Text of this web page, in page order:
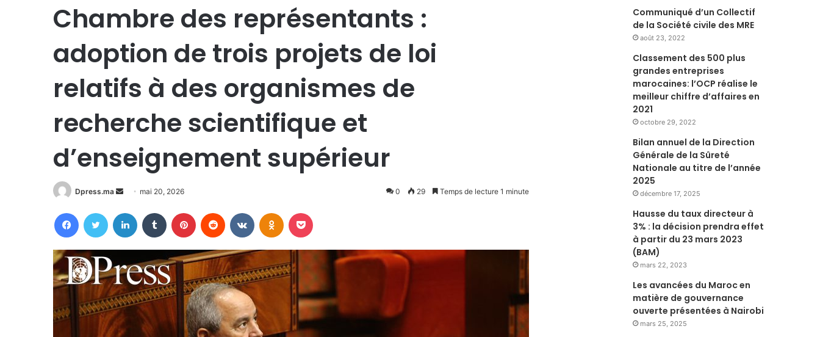
Chambre des représentants :
adoption de trois projets de loi
relatifs à des organismes de
recherche scientifique et
d’enseignement supérieur
Dpress.ma
Envoyer
courriel
mai 20, 2026 0 29 Temps de lecture 1 minute
FacebookTwitter Linkedin Tumblr Pinterest Reddit VKontakteOdnoklassniki
Communiqué d’un Collectif
de la Société civile des MRE
août 23, 2022
Classement des 500 plus
grandes entreprises
marocaines: l’OCP réalise le
meilleur chiffre d’affaires en
2021
octobre 29, 2022
Bilan annuel de la Direction
Générale de la Sûreté
Nationale au titre de l’année
2025
décembre 17, 2025
Hausse du taux directeur à
3% : la décision prendra effet
à partir du 23 mars 2023
(BAM)
mars 22, 2023
Les avancées du Maroc en
matière de gouvernance
ouverte présentées à Nairobi
mars 25, 2025